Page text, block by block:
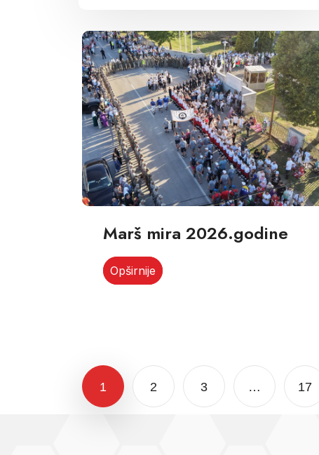
Marš mira 2026.godine
Opširnije
1 2 3 … 17